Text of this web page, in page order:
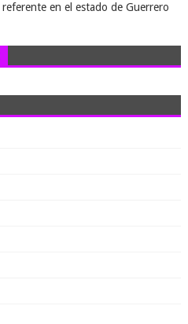
en el estado de Guerrero